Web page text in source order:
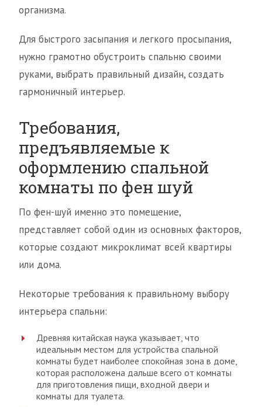
организма.
Для быстрого засыпания и легкого просыпания,
нужно грамотно обустроить спальню своими
руками, выбрать правильный дизайн, создать
гармоничный интерьер.
Требования,
предъявляемые к
оформлению спальной
комнаты по фен шуй
По фен-шуй именно это помещение,
представляет собой один из основных факторов,
которые создают микроклимат всей квартиры
или дома.
Некоторые требования к правильному выбору
интерьера спальни:
Древняя китайская наука указывает, что
идеальным местом для устройства спальной
комнаты будет наиболее спокойная зона в доме,
которая расположена дальше всего от комнаты
для приготовления пищи, входной двери и
комнаты для туалета.